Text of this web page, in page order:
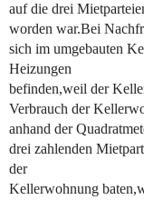
auf die drei
worden war.Bei
sich im umgebauten
Heizungen
befinden,weil der
Verbrauch der
anhand der
drei zahlenden
der
Kellerwohnung